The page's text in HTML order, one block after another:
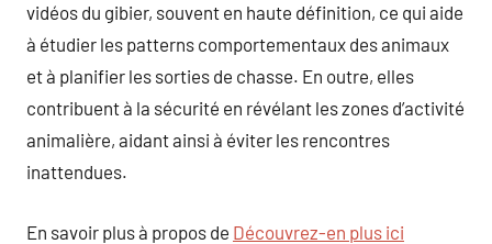
vidéos du gibier, souvent en haute définition, ce qui aide
à étudier les patterns comportementaux des animaux
et à planifier les sorties de chasse. En outre, elles
contribuent à la sécurité en révélant les zones d’activité
animalière, aidant ainsi à éviter les rencontres
inattendues.
En savoir plus à propos de Découvrez-en plus ici